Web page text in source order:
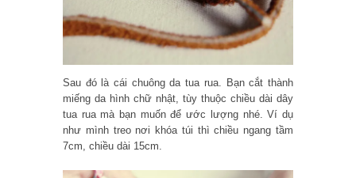
Sau đó là cái chuông da tua rua. Bạn cắt thành
miếng da hình chữ nhật, tùy thuộc chiều dài dây
tua rua mà bạn muốn để ước lượng nhé. Ví dụ
như mình treo nơi khóa túi thì chiều ngang tầm
7cm, chiều dài 15cm.